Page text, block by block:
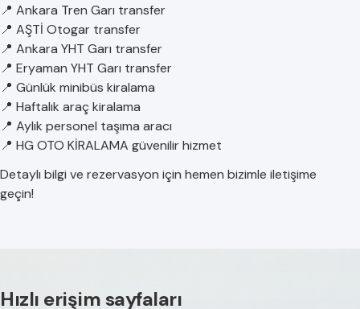
📍 Ankara Tren Garı transfer
📍 AŞTİ Otogar transfer
📍 Ankara YHT Garı transfer
📍 Eryaman YHT Garı transfer
📍 Günlük minibüs kiralama
📍 Haftalık araç kiralama
📍 Aylık personel taşıma aracı
📍 HG OTO KİRALAMA güvenilir hizmet
Detaylı bilgi ve rezervasyon için hemen bizimle iletişime
geçin!
Hızlı erişim sayfaları